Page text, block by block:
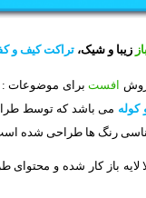
زیبا و شیک، تراکت کیف و
روش افست برای موضوعات :
می باشد که توسط
رنگ ها طراحی شده
لایه باز کار شده و